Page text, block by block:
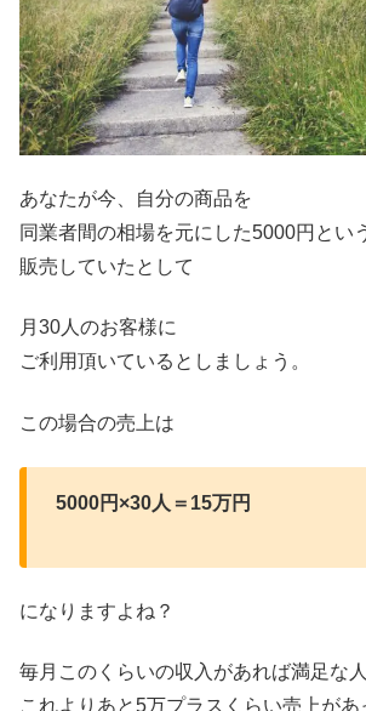
あなたが今、自分の商品を
同業者間の相場を元にした5000円とい
販売していたとして
月30人のお客様に
ご利用頂いているとしましょう。
この場合の売上は
5000円×30人＝15万円
になりますよね？
毎月このくらいの収入があれば満足な人
これよりあと5万プラスくらい売上が